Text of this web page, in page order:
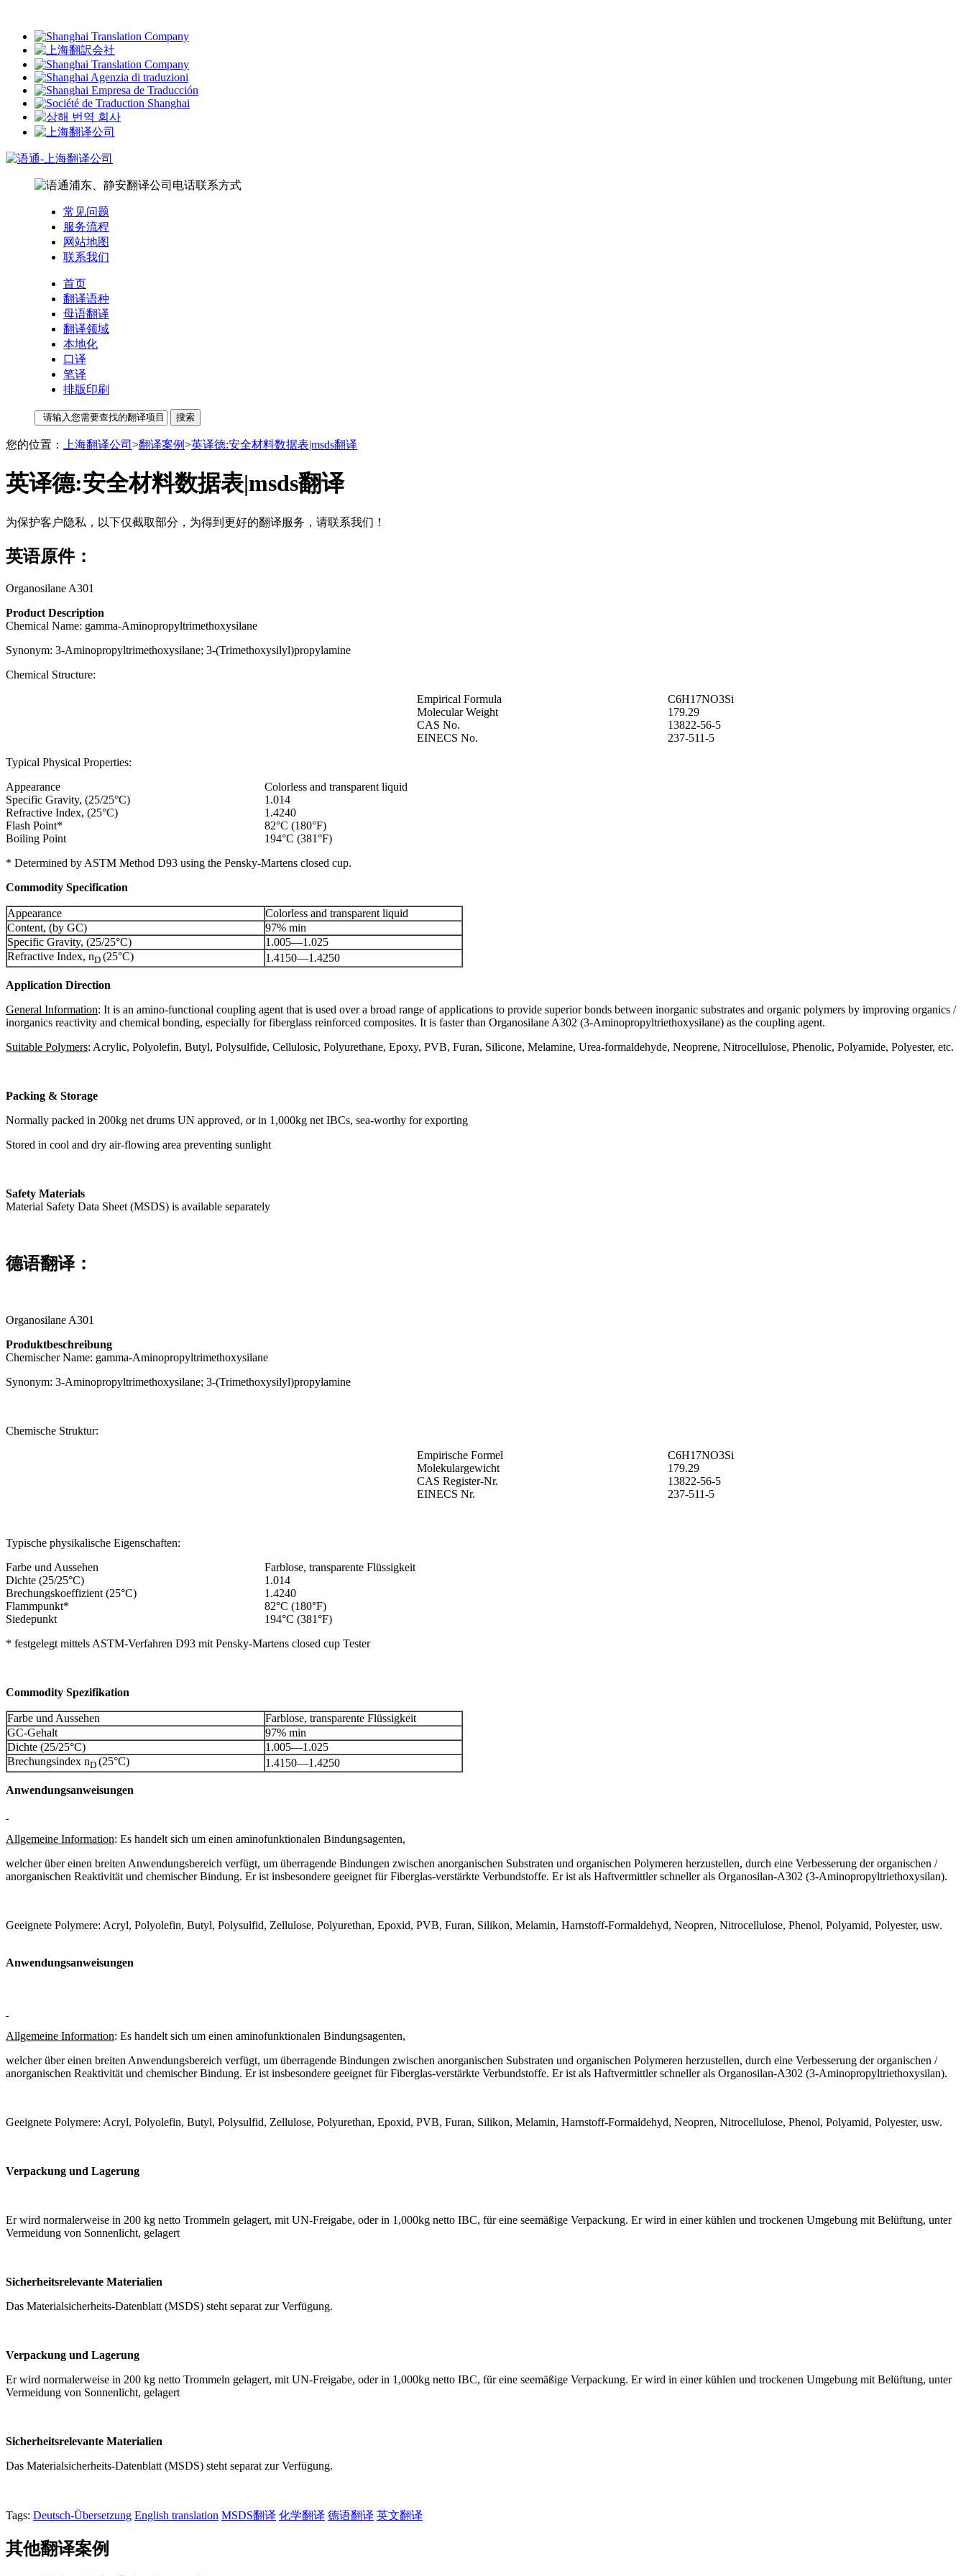
常见问题
服务流程
网站地图
联系我们
首页
翻译语种
母语翻译
翻译领域
本地化
口译
笔译
排版印刷
您的位置： 上海翻译公司 >翻译案例>英译德:安全材料数据表|msds翻译
英译德:安全材料数据表|msds翻译
为保护客户隐私，以下仅截取部分，为得到更好的翻译服务，请联系我们！
英语原件：
Organosilane A301
Product Description
Chemical Name: gamma-Aminopropyltrimethoxysilane
Synonym: 3-Aminopropyltrimethoxysilane; 3-(Trimethoxysilyl)propylamine
Chemical Structure:
Empirical Formula
C6H17NO3Si
Molecular Weight
179.29
CAS No.
13822-56-5
EINECS No.
237-511-5
Typical Physical Properties:
Appearance
Colorless and transparent liquid
Specific Gravity, (25/25°C)
1.014
Refractive Index, (25°C)
1.4240
Flash Point*
82°C (180°F)
Boiling Point
194°C (381°F)
* Determined by ASTM Method D93 using the Pensky-Martens closed cup.
Commodity Specification
Appearance
Colorless and transparent liquid
Content, (by GC)
97% min
Specific Gravity, (25/25°C)
1.005—1.025
Refractive Index, nD (25°C) 1.4150—1.4250
Application Direction
General Information: It is an amino-functional coupling agent that is used over a broad range of applications to provide superior bonds between inorganic substrates and organic polymers by improving organics /
inorganics reactivity and chemical bonding, especially for fiberglass reinforced composites. It is faster than Organosilane A302 (3-Aminopropyltriethoxysilane) as the coupling agent.
Suitable Polymers: Acrylic, Polyolefin, Butyl, Polysulfide, Cellulosic, Polyurethane, Epoxy, PVB, Furan, Silicone, Melamine, Urea-formaldehyde, Neoprene, Nitrocellulose, Phenolic, Polyamide, Polyester, etc.
Packing & Storage
Normally packed in 200kg net drums UN approved, or in 1,000kg net IBCs, sea-worthy for exporting
Stored in cool and dry air-flowing area preventing sunlight
Safety Materials
Material Safety Data Sheet (MSDS) is available separately
德语翻译：
Organosilane A301
Produktbeschreibung
Chemischer Name: gamma-Aminopropyltrimethoxysilane
Synonym: 3-Aminopropyltrimethoxysilane; 3-(Trimethoxysilyl)propylamine
Chemische Struktur:
Empirische Formel
C6H17NO3Si
Molekulargewicht
179.29
CAS Register-Nr.
13822-56-5
EINECS Nr.
237-511-5
Typische physikalische Eigenschaften:
Farbe und Aussehen
Farblose, transparente Flüssigkeit
Dichte (25/25°C)
1.014
Brechungskoeffizient (25°C)
1.4240
Flammpunkt*
82°C (180°F)
Siedepunkt
194°C (381°F)
* festgelegt mittels ASTM-Verfahren D93 mit Pensky-Martens closed cup Tester
Commodity Spezifikation
Farbe und Aussehen
Farblose, transparente Flüssigkeit
GC-Gehalt
97% min
Dichte (25/25°C)
1.005—1.025
Brechungsindex nD (25°C) 1.4150—1.4250
Anwendungsanweisungen
Allgemeine Information: Es handelt sich um einen aminofunktionalen Bindungsagenten,
welcher über einen breiten Anwendungsbereich verfügt, um überragende Bindungen zwischen anorganischen Substraten und organischen Polymeren herzustellen, durch eine Verbesserung der organischen /
anorganischen Reaktivität und chemischer Bindung. Er ist insbesondere geeignet für Fiberglas-verstärkte Verbundstoffe. Er ist als Haftvermittler schneller als Organosilan-A302 (3-Aminopropyltriethoxysilan).
Geeignete Polymere: Acryl, Polyolefin, Butyl, Polysulfid, Zellulose, Polyurethan, Epoxid, PVB, Furan, Silikon, Melamin, Harnstoff-Formaldehyd, Neopren, Nitrocellulose, Phenol, Polyamid, Polyester, usw.
Anwendungsanweisungen
Allgemeine Information: Es handelt sich um einen aminofunktionalen Bindungsagenten,
welcher über einen breiten Anwendungsbereich verfügt, um überragende Bindungen zwischen anorganischen Substraten und organischen Polymeren herzustellen, durch eine Verbesserung der organischen /
anorganischen Reaktivität und chemischer Bindung. Er ist insbesondere geeignet für Fiberglas-verstärkte Verbundstoffe. Er ist als Haftvermittler schneller als Organosilan-A302 (3-Aminopropyltriethoxysilan).
Geeignete Polymere: Acryl, Polyolefin, Butyl, Polysulfid, Zellulose, Polyurethan, Epoxid, PVB, Furan, Silikon, Melamin, Harnstoff-Formaldehyd, Neopren, Nitrocellulose, Phenol, Polyamid, Polyester, usw.
Verpackung und Lagerung
Er wird normalerweise in 200 kg netto Trommeln gelagert, mit UN-Freigabe, oder in 1,000kg netto IBC, für eine seemäßige Verpackung. Er wird in einer kühlen und trockenen Umgebung mit Belüftung, unter
Vermeidung von Sonnenlicht, gelagert
Sicherheitsrelevante Materialien
Das Materialsicherheits-Datenblatt (MSDS) steht separat zur Verfügung.
Verpackung und Lagerung
Er wird normalerweise in 200 kg netto Trommeln gelagert, mit UN-Freigabe, oder in 1,000kg netto IBC, für eine seemäßige Verpackung. Er wird in einer kühlen und trockenen Umgebung mit Belüftung, unter
Vermeidung von Sonnenlicht, gelagert
Sicherheitsrelevante Materialien
Das Materialsicherheits-Datenblatt (MSDS) steht separat zur Verfügung.
Tags: Deutsch-Übersetzung English translation MSDS翻译 化学翻译 德语翻译 英文翻译
其他翻译案例